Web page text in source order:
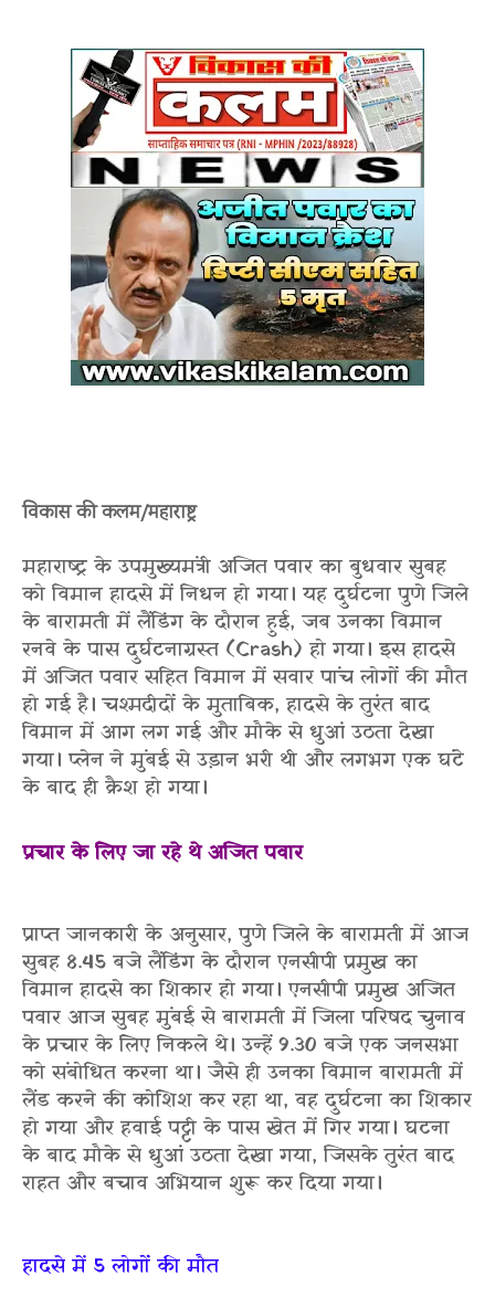
विकास की कलम/महाराष्ट्र
महाराष्ट्र के उपमुख्यमंत्री अजित पवार का बुधवार सुबह
को विमान हादसे में निधन हो गया। यह दुर्घटना पुणे जिले
के बारामती में लैंडिंग के दौरान हुई, जब उनका विमान
रनवे के पास दुर्घटनाग्रस्त (Crash) हो गया। इस हादसे
में अजित पवार सहित विमान में सवार पांच लोगों की मौत
हो गई है। चश्मदीदों के मुताबिक, हादसे के तुरंत बाद
विमान में आग लग गई और मौके से धुआं उठता देखा
गया। प्लेन ने मुंबई से उड़ान भरी थी और लगभग एक घंटे
के बाद ही क्रैश हो गया।
प्रचार के लिए जा रहे थे अजित पवार
प्राप्त जानकारी के अनुसार, पुणे जिले के बारामती में आज
सुबह 8.45 बजे लैंडिंग के दौरान एनसीपी प्रमुख का
विमान हादसे का शिकार हो गया। एनसीपी प्रमुख अजित
पवार आज सुबह मुंबई से बारामती में जिला परिषद चुनाव
के प्रचार के लिए निकले थे। उन्हें 9.30 बजे एक जनसभा
को संबोधित करना था। जैसे ही उनका विमान बारामती में
लैंड करने की कोशिश कर रहा था, वह दुर्घटना का शिकार
हो गया और हवाई पट्टी के पास खेत में गिर गया। घटना
के बाद मौके से धुआं उठता देखा गया, जिसके तुरंत बाद
राहत और बचाव अभियान शुरू कर दिया गया।
हादसे में 5 लोगों की मौत